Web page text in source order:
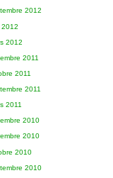
2012
2012
2012
2011
2011
2011
2011
2010
2010
2010
2010